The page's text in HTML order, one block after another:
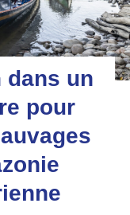
dans un
pour